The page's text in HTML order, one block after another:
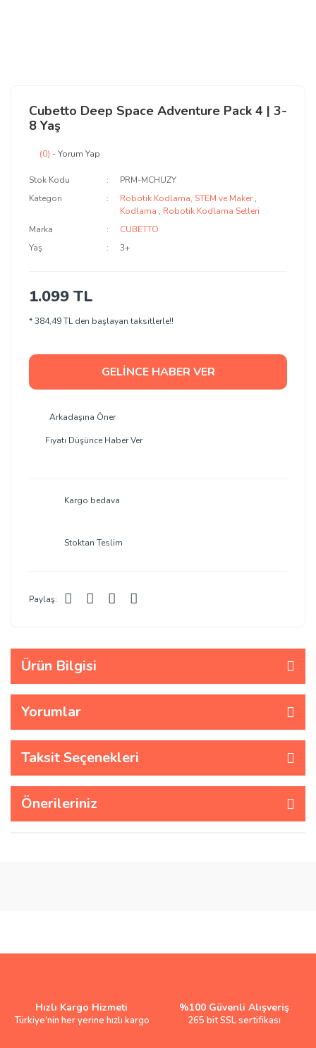
Cubetto Deep Space Adventure Pack 4 | 3-
8 Yaş
(0) - Yorum Yap
Stok Kodu
PRM-MCHUZY
Kategori
Robotik Kodlama, STEM ve Maker ,
Kodlama , Robotik Kodlama Setleri
Marka
CUBETTO
Yaş
3+
1.099 TL
* 384,49 TL den başlayan taksitlerle!!
GELİNCE HABER VER
Arkadaşına Öner
Fiyatı Düşünce Haber Ver
Kargo bedava
Stoktan Teslim
Paylaş:
Ürün Bilgisi
Yorumlar
Taksit Seçenekleri
Önerileriniz
Hızlı Kargo Hizmeti
Türkiye'nin her yerine hızlı kargo
%100 Güvenli Alışveriş
265 bit SSL sertifikası